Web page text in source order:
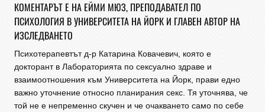
КОМЕНТАРЪТ Е НА ЕЙМИ МЮЗ, ПРЕПОДАВАТЕЛ ПО
ПСИХОЛОГИЯ В УНИВЕРСИТЕТА НА ЙОРК И ГЛАВЕН АВТОР НА
ИЗСЛЕДВАНЕТО
Психотерапевтът д-р Катарина Ковачевич, която е
докторант в Лабораторията по сексуално здраве и
взаимоотношения към Университета на Йорк, прави едно
важно уточнение относно планирания секс. Тя уточнява, че
той не е непременно скучен и че очакването само по себе